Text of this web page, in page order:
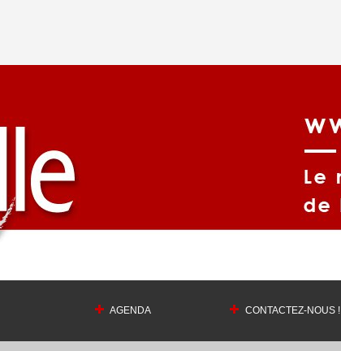
AGENDA CONTACTEZ-NOUS !